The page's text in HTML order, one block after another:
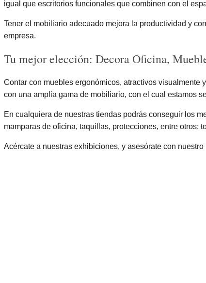
igual que escritorios funcionales que combinen con el
Tener el mobiliario adecuado mejora la productividad y
empresa.
Tu mejor elección: Decora Oficina,
Contar con muebles ergonómicos, atractivos
con una amplia gama de mobiliario, con el cual estamos
En cualquiera de nuestras tiendas podrás conseguir los
mamparas de oficina, taquillas, protecciones, entre otros;
Acércate a nuestras exhibiciones, y asesórate con